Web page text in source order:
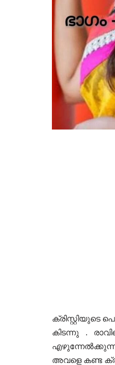
ക്രിസ്റ്റിയുടെ
കിടന്നു .
എഴുന്നേൽക്കുന്ന
അവളെ കണ്ട